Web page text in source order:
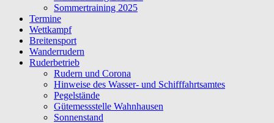
Sommertraining 2025
Termine
Wettkampf
Breitensport
Wanderrudern
Ruderbetrieb
Rudern und Corona
Hinweise des Wasser- und Schifffahrtsamtes
Pegelstände
Gütemessstelle Wahnhausen
Sonnenstand